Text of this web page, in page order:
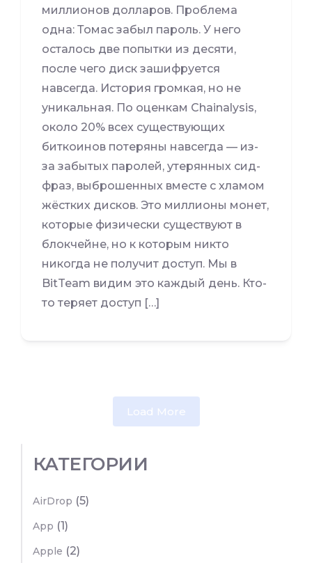
миллионов долларов. Проблема
одна: Томас забыл пароль. У него
осталось две попытки из десяти,
после чего диск зашифруется
навсегда. История громкая, но не
уникальная. По оценкам Chainalysis,
около 20% всех существующих
биткоинов потеряны навсегда — из-
за забытых паролей, утерянных сид-
фраз, выброшенных вместе с хламом
жёстких дисков. Это миллионы монет,
которые физически существуют в
блокчейне, но к которым никто
никогда не получит доступ. Мы в
BitTeam видим это каждый день. Кто-
то теряет доступ […]
Load More
КАТЕГОРИИ
AirDrop (5)
App (1)
Apple (2)